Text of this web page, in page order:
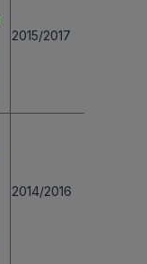
2015/2017
2014/2016